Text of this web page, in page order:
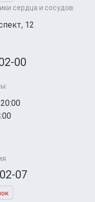
сердца и сосудов:
12
00
07